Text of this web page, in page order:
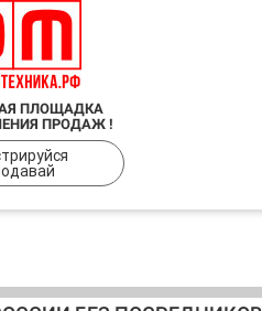
ПЛОЩАДКА
ПРОДАЖ !